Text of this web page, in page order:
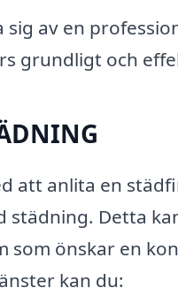
sig av en
grundligt och
att anlita en
städning. Detta
som önskar en
kan du: